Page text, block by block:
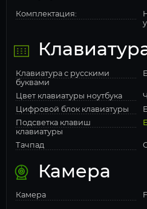
Комплектация:
Клавиатура с русскими
буквами
Цвет клавиатуры ноутбука
Цифровой блок клавиатуры
Подсветка клавиш
клавиатуры
Тачпад
Камера
Камера